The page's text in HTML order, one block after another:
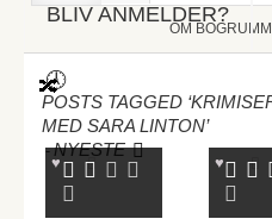
BLIV ANMELDER?
OM
POSTS TAGGED
MED SARA LINTON’
-NYESTE